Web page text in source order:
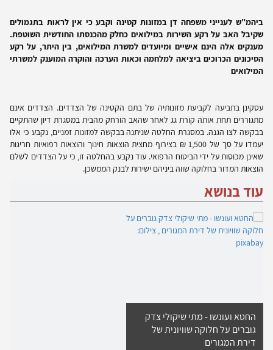
ביהמ"ש לענייני משפחה דן במזונות קטינה וקבע כי אין לראות בתגמולים
שקיבל האב על רקע השירות במילואים כחלק מהכנסתו החודשית השוטפת.
מענקים אלה הינם אישיים ומיועדים למשרת המילואים, בין היתר, על רקע
הסיכונים הכרוכים ביציאה למלחמה וכאות הערכה והוקרה המוענק למשרתי
המילואים
עסקינן בתביעה לקביעת מזונותיה של בתם הקטינה של הצדדים. הצדדים אינם
מתגוררים תחת אותה קורת גג לאחר שהאב הורחק מהבית במסגרת דיון שהתקיים
בבקשה לצו הגנה. במסגרת החלטה שניתנה בבקשה למזונות זמניים, נקבע כי אלו
יעמדו על סך של 1,500 ₪ בצירוף מחצית הוצאות חינוך והוצאות רפואיות חריגות
שאינן מכוסות על ידי הביטוח הרפואי. עוד נקבע בהחלטה זו, כי על הצדדים לשלם
הוצאות המדור בחלוקה שווה ביניהם ישירות לבנק הממשכן.
עוד בנושא
החטא ועונשו - מתי שיקולי צדק
גוברים על חלוקה שוויונית של
דירת המגורים